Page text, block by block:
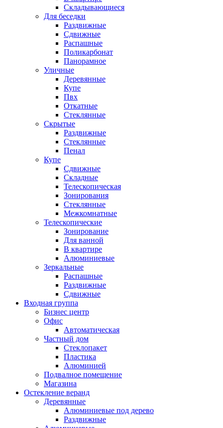
Складывающиеся
Для беседки
Раздвижные
Сдвижные
Распашные
Поликарбонат
Панорамное
Уличные
Деревянные
Купе
Пвх
Откатные
Стеклянные
Скрытые
Раздвижные
Стеклянные
Пенал
Купе
Сдвижные
Складные
Телескопическая
Зонирования
Стеклянные
Межкомнатные
Телескопические
Зонирование
Для ванной
В квартире
Алюминиевые
Зеркальные
Распашные
Раздвижные
Сдвижные
Входная группа
Бизнес центр
Офис
Автоматическая
Частный дом
Стеклопакет
Пластика
Алюминией
Подвалное помещение
Магазина
Остекление веранд
Деревянные
Алюминиевые под дерево
Раздвижные